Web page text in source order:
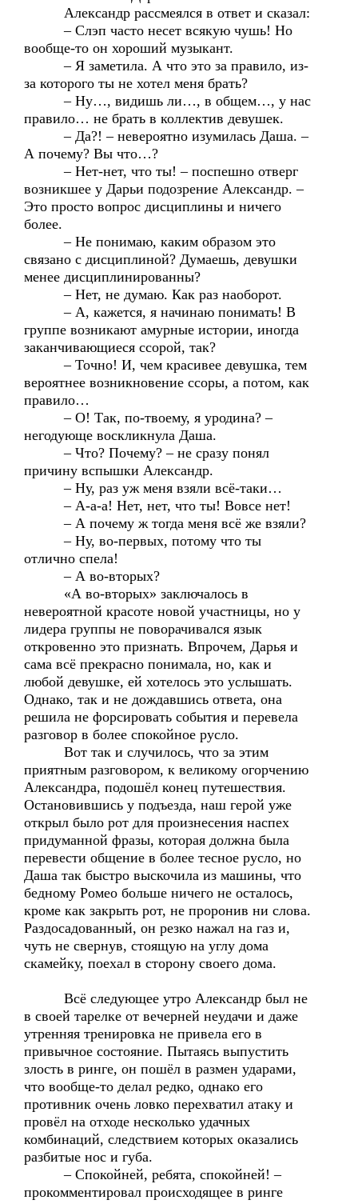
Александр рассмеялся в ответ и сказал:
– Слэп часто несет всякую чушь! Но
вообще-то он хороший музыкант.
– Я заметила. А что это за правило, из-
за которого ты не хотел меня брать?
– Ну…, видишь ли…, в общем…, у нас
правило… не брать в коллектив девушек.
– Да?! – невероятно изумилась Даша. –
А почему? Вы что…?
– Нет-нет, что ты! – поспешно отверг
возникшее у Дарьи подозрение Александр. –
Это просто вопрос дисциплины и ничего
более.
– Не понимаю, каким образом это
связано с дисциплиной? Думаешь, девушки
менее дисциплинированны?
– Нет, не думаю. Как раз наоборот.
– А, кажется, я начинаю понимать! В
группе возникают амурные истории, иногда
заканчивающиеся ссорой, так?
– Точно! И, чем красивее девушка, тем
вероятнее возникновение ссоры, а потом, как
правило…
– О! Так, по-твоему, я уродина? –
негодующе воскликнула Даша.
– Что? Почему? – не сразу понял
причину вспышки Александр.
– Ну, раз уж меня взяли всё-таки…
– А-а-а! Нет, нет, что ты! Вовсе нет!
– А почему ж тогда меня всё же взяли?
– Ну, во-первых, потому что ты
отлично спела!
– А во-вторых?
«А во-вторых» заключалось в
невероятной красоте новой участницы, но у
лидера группы не поворачивался язык
откровенно это признать. Впрочем, Дарья и
сама всё прекрасно понимала, но, как и
любой девушке, ей хотелось это услышать.
Однако, так и не дождавшись ответа, она
решила не форсировать события и перевела
разговор в более спокойное русло.
Вот так и случилось, что за этим
приятным разговором, к великому огорчению
Александра, подошёл конец путешествия.
Остановившись у подъезда, наш герой уже
открыл было рот для произнесения наспех
придуманной фразы, которая должна была
перевести общение в более тесное русло, но
Даша так быстро выскочила из машины, что
бедному Ромео больше ничего не осталось,
кроме как закрыть рот, не проронив ни слова.
Раздосадованный, он резко нажал на газ и,
чуть не свернув, стоящую на углу дома
скамейку, поехал в сторону своего дома.
Всё следующее утро Александр был не
в своей тарелке от вечерней неудачи и даже
утренняя тренировка не привела его в
привычное состояние. Пытаясь выпустить
злость в ринге, он пошёл в размен ударами,
что вообще-то делал редко, однако его
противник очень ловко перехватил атаку и
провёл на отходе несколько удачных
комбинаций, следствием которых оказались
разбитые нос и губа.
– Спокойней, ребята, спокойней! –
прокомментировал происходящее в ринге